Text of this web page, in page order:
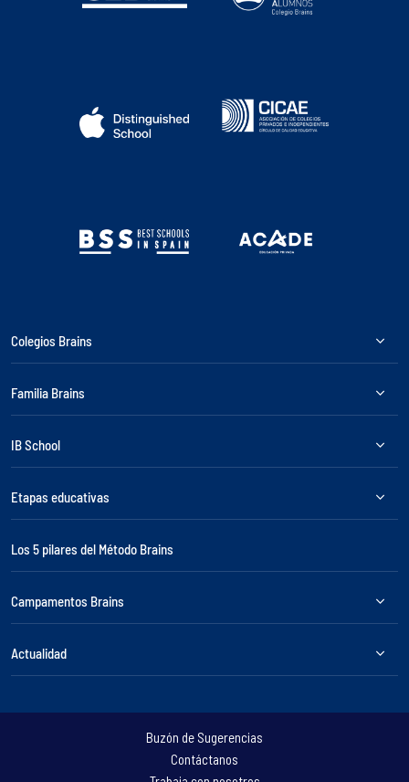
Colegios Brains
Familia Brains
IB School
Etapas educativas
Los 5 pilares del Método Brains
Campamentos Brains
Actualidad
Buzón de Sugerencias
Contáctanos